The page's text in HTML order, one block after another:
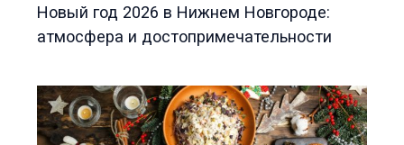
Новый год 2026 в Нижнем Новгороде:
атмосфера и достопримечательности